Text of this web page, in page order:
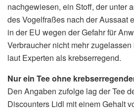
nachgewiesen, ein Stoff, der unter
des Vogelfraßes nach der Aussaat
in der EU wegen der Gefahr für
Verbraucher nicht mehr
laut Experten als krebserregend.
Nur ein Tee ohne
Den Angaben zufolge lag der Tee
Discounters Lidl mit einem Gehalt